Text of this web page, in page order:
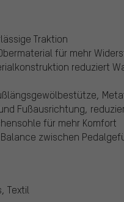
Traktion
für mehr
reduziert
Fußausrichtung,
für mehr Komfort
zwischen
Textil